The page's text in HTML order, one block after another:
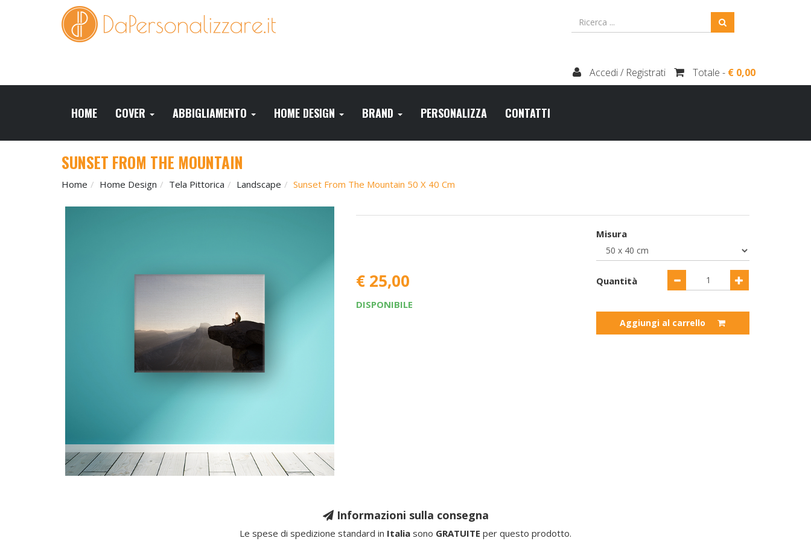
Accedi / Registrati Totale - € 0,00
HOME COVER ABBIGLIAMENTO HOME DESIGN BRAND PERSONALIZZA CONTATTI
SUNSET FROM THE MOUNTAIN
Home Home Design Tela Pittorica Landscape Sunset From The Mountain 50 X 40 Cm
Misura
€ 25,00
DISPONIBILE
Quantità
Aggiungi al carrello
Informazioni sulla consegna
Le spese di spedizione standard in Italia sono GRATUITE per questo prodotto.